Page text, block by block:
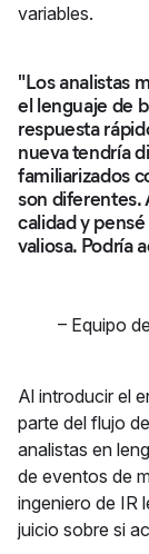
variables.
"Los analistas
el lenguaje de
respuesta
nueva tendría
familiarizados
son diferentes.
calidad y
valiosa. Podría
– Equipo
Al introducir el
parte del flujo
analistas en
de eventos de
ingeniero de IR
juicio sobre si